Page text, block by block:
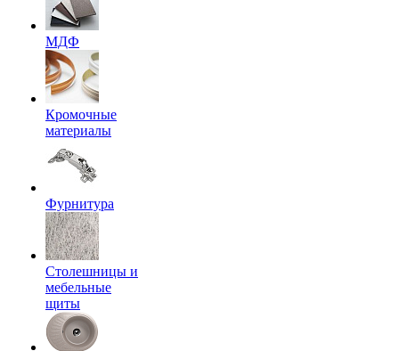
МДФ
Кромочные
материалы
Фурнитура
Столешницы и
мебельные
щиты